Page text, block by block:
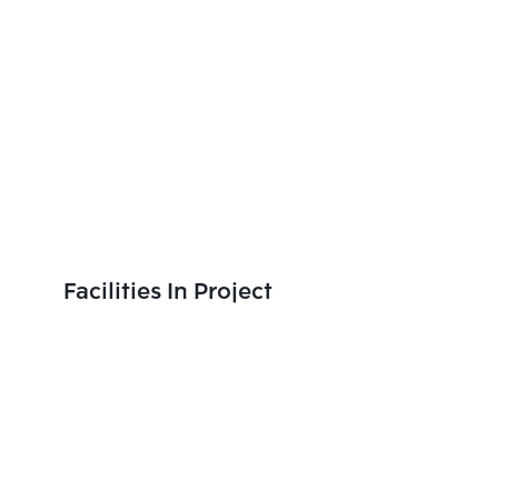
Facilities In Project